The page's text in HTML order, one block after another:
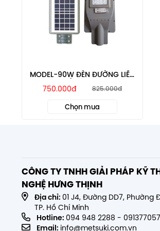
MODEL-90W ĐÈN ĐƯỜNG LIỀN
750.000đ 825.000đ
Chọn mua
CÔNG TY TNHH GIẢI PHÁP KỸ
NGHỆ HƯNG THỊNH
Địa chỉ: 01 J4, Đường DD7, Phường
TP. Hồ Chí Minh
Hotline: 094 948 2288 -
Email: info@metsuki.com.vn